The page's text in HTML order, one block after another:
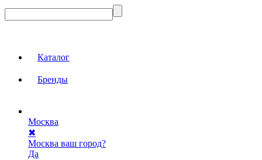
Каталог
Бренды
Москва
✖
Москва ваш город?
Да